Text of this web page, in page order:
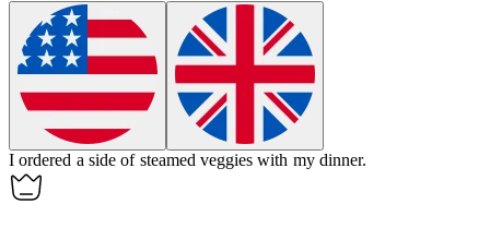
I ordered a side of steamed veggies with my dinner.